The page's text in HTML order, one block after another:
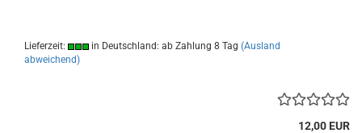
Lieferzeit: in Deutschland: ab Zahlung 8 Tag (Ausland
abweichend)
12,00 EUR